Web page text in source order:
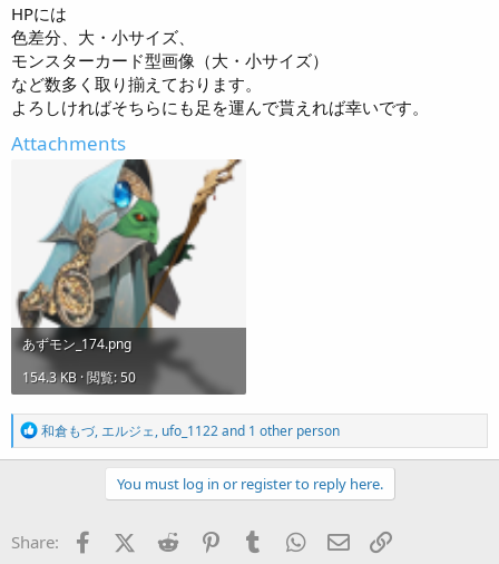
HPには
色差分、大・小サイズ、
モンスターカード型画像（大・小サイズ）
など数多く取り揃えております。
よろしければそちらにも足を運んで貰えれば幸いです。
Attachments
あずモン_174.png
154.3 KB · 閲覧: 50
R
e
a
o
n
和倉もづ, エルジェ, ufo_1122and 1 other person
You must log in or register to reply here.
Share: FacebookX (Twitter)
Reddit PinterestTumblr WhatsApp
Eメール